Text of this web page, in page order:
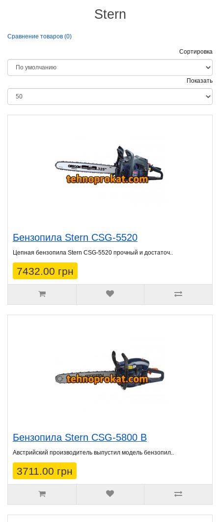
Stern
Сравнение товаров (0)
Сортировка
Показать
Бензопила Stern CSG-5520
Цепная бензопила Stern CSG-5520 прочный и достаточ..
7432.00 грн
Бензопила Stern CSG-5800 B
Австрийский производитель выпустил модель бензопил..
3711.00 грн